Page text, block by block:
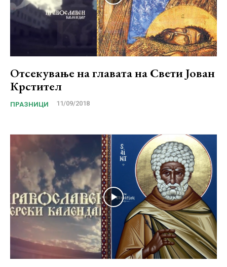
Отсекување на главата на Свети Јован
Крстител
ПРАЗНИЦИ 11/09/2018